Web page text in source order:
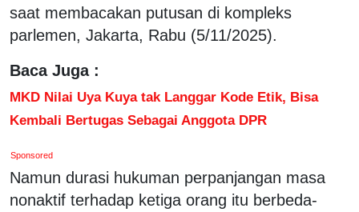
saat membacakan putusan di kompleks
parlemen, Jakarta, Rabu (5/11/2025).
Baca Juga :
MKD Nilai Uya Kuya tak Langgar Kode Etik, Bisa
Kembali Bertugas Sebagai Anggota DPR
Sponsored
Namun durasi hukuman perpanjangan masa
nonaktif terhadap ketiga orang itu berbeda-